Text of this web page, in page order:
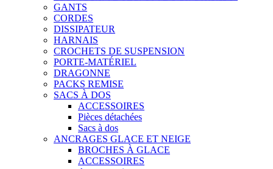
GANTS
CORDES
DISSIPATEUR
HARNAIS
CROCHETS DE SUSPENSION
PORTE-MATÉRIEL
DRAGONNE
PACKS REMISE
SACS À DOS
ACCESSOIRES
Pièces détachées
Sacs à dos
ANCRAGES GLACE ET NEIGE
BROCHES À GLACE
ACCESSOIRES